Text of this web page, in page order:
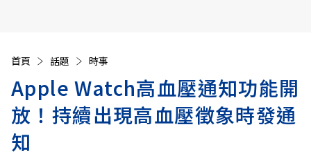
首頁 話題 時事
Apple Watch高血壓通知功能開
放！持續出現高血壓徵象時發通
知